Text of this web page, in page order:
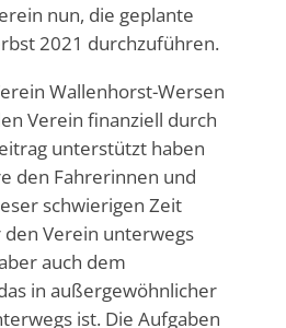
nun, die geplante
2021 durchzuführen.
Wallenhorst-Wersen
Verein finanziell durch
unterstützt haben
den Fahrerinnen und
schwierigen Zeit
Verein unterwegs
auch dem
in außergewöhnlicher
ist. Die Aufgaben